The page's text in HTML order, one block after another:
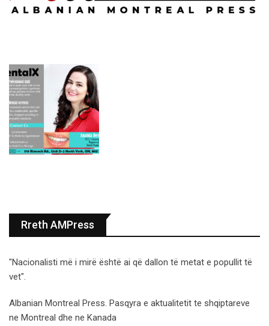
Rreth AMPress
"Nacionalisti më i mirë është ai që dallon të metat e popullit të
vet".
Albanian Montreal Press. Pasqyra e aktualitetit te shqiptareve
ne Montreal dhe ne Kanada